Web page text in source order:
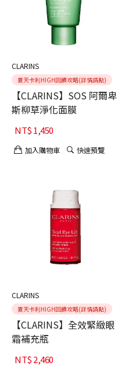
CLARINS
夏天卡利HIGH回饋攻略(詳情請點)
【CLARINS】SOS 阿爾卑
斯柳草淨化面膜
NT$1,450
加入購物車 快速預覽
CLARINS
夏天卡利HIGH回饋攻略(詳情請點)
【CLARINS】全效緊緻眼
霜補充瓶
NT$2,460